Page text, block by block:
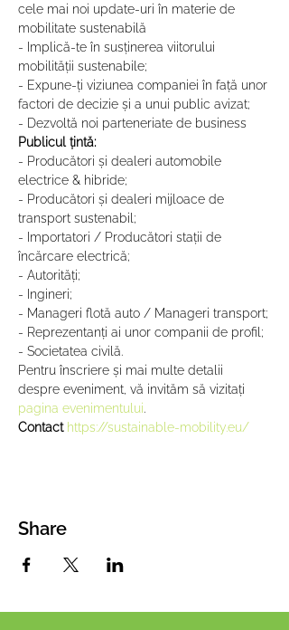
cele mai noi update-uri în materie de
mobilitate sustenabilă
- Implică-te în susținerea viitorului
mobilității sustenabile;
- Expune-ți viziunea companiei în față unor
factori de decizie și a unui public avizat;
- Dezvoltă noi parteneriate de business
Publicul țintă:
- Producători și dealeri automobile
electrice & hibride;
- Producători și dealeri mijloace de
transport sustenabil;
- Importatori / Producători stații de
încărcare electrică;
- Autorități;
- Ingineri;
- Manageri flotă auto / Manageri transport;
- Reprezentanți ai unor companii de profil;
- Societatea civilă.
Pentru înscriere și mai multe detalii
despre eveniment, vă invităm să vizitați
pagina evenimentului.
Contact https://sustainable-mobility.eu/
Share